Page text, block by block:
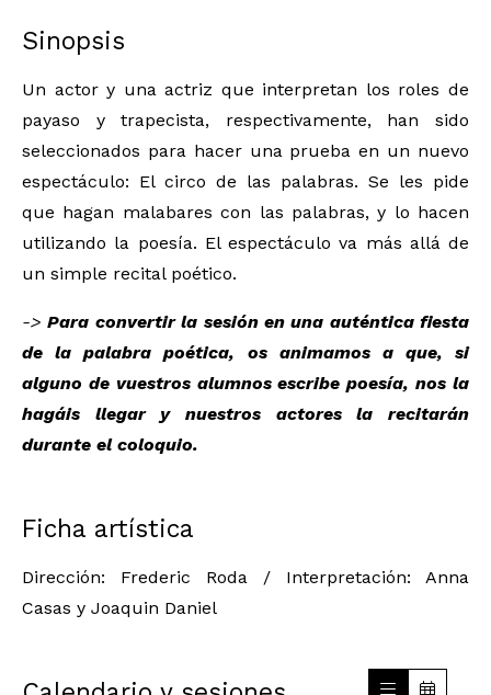
Sinopsis
Un actor y una actriz que interpretan los roles de
payaso y trapecista, respectivamente, han sido
seleccionados para hacer una prueba en un nuevo
espectáculo: El circo de las palabras. Se les pide
que hagan malabares con las palabras, y lo hacen
utilizando la poesía. El espectáculo va más allá de
un simple recital poético.
->Para convertir la sesión en una auténtica fiesta
de la palabra poética, os animamos a que, si
alguno de vuestros alumnos escribe poesía, nos la
hagáis llegar y nuestros actores la recitarán
durante el coloquio.
Ficha artística
Dirección: Frederic Roda / Interpretación: Anna
Casas y Joaquin Daniel